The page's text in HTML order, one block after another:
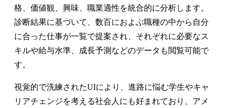
格、価値観、興味、職業適性を統合的に分析します。
診断結果に基づいて、数百におよぶ職種の中から自分
に合った仕事が一覧で提案され、それぞれに必要なス
キルや給与水準、成長予測などのデータも閲覧可能で
す。
視覚的で洗練されたUIにより、進路に悩む学生やキャ
リアチェンジを考える社会人にも好まれており、アメ